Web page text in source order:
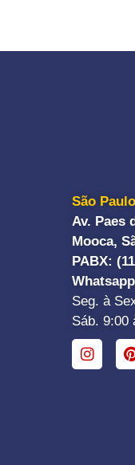
São Paulo
Av. Paes
Mooca,
PABX:
Seg. à
Sáb. 9:00